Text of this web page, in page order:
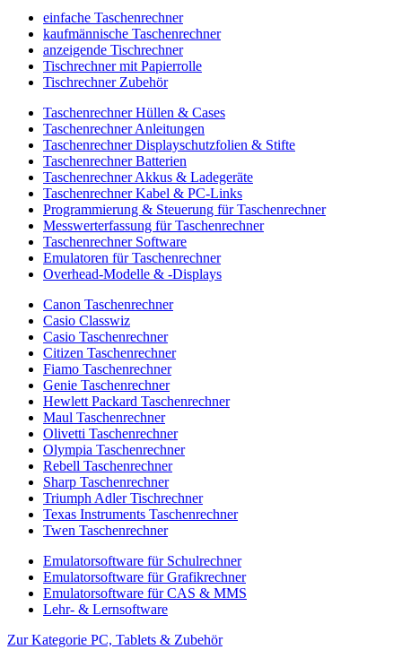
einfache Taschenrechner
kaufmännische Taschenrechner
anzeigende Tischrechner
Tischrechner mit Papierrolle
Tischrechner Zubehör
Taschenrechner Hüllen & Cases
Taschenrechner Anleitungen
Taschenrechner Displayschutzfolien & Stifte
Taschenrechner Batterien
Taschenrechner Akkus & Ladegeräte
Taschenrechner Kabel & PC-Links
Programmierung & Steuerung für Taschenrechner
Messwerterfassung für Taschenrechner
Taschenrechner Software
Emulatoren für Taschenrechner
Overhead-Modelle & -Displays
Canon Taschenrechner
Casio Classwiz
Casio Taschenrechner
Citizen Taschenrechner
Fiamo Taschenrechner
Genie Taschenrechner
Hewlett Packard Taschenrechner
Maul Taschenrechner
Olivetti Taschenrechner
Olympia Taschenrechner
Rebell Taschenrechner
Sharp Taschenrechner
Triumph Adler Tischrechner
Texas Instruments Taschenrechner
Twen Taschenrechner
Emulatorsoftware für Schulrechner
Emulatorsoftware für Grafikrechner
Emulatorsoftware für CAS & MMS
Lehr- & Lernsoftware
Zur Kategorie PC, Tablets & Zubehör